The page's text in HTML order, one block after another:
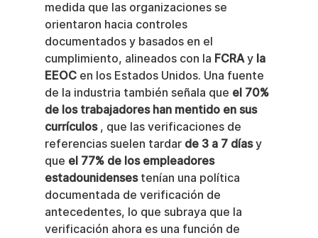
medida que las organizaciones se
orientaron hacia controles
documentados y basados en el
cumplimiento, alineados con la FCRA y la
EEOC en los Estados Unidos. Una fuente
de la industria también señala que el 70%
de los trabajadores han mentido en sus
currículos , que las verificaciones de
referencias suelen tardar de 3 a 7 días y
que el 77% de los empleadores
estadounidenses tenían una política
documentada de verificación de
antecedentes, lo que subraya que la
verificación ahora es una función de